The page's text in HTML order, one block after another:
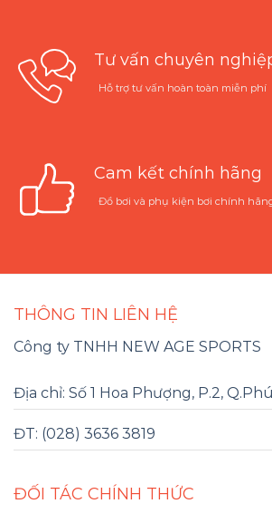
Tư vấn chuyên
Hỗ trợ tư vấn hoàn toàn miễn phí
Cam kết chính hãng
Đồ bơi và phụ kiện bơi chính
THÔNG TIN LIÊN HỆ
Công ty TNHH NEW AGE SPORTS
Địa chỉ: Số 1 Hoa Phượng, P.2,
ĐT: (028) 3636 3819
ĐỐI TÁC CHÍNH THỨC